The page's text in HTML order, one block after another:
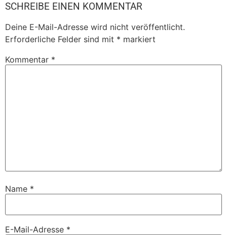
SCHREIBE EINEN KOMMENTAR
Deine E-Mail-Adresse wird nicht veröffentlicht.
Erforderliche Felder sind mit * markiert
Kommentar *
Name *
E-Mail-Adresse *